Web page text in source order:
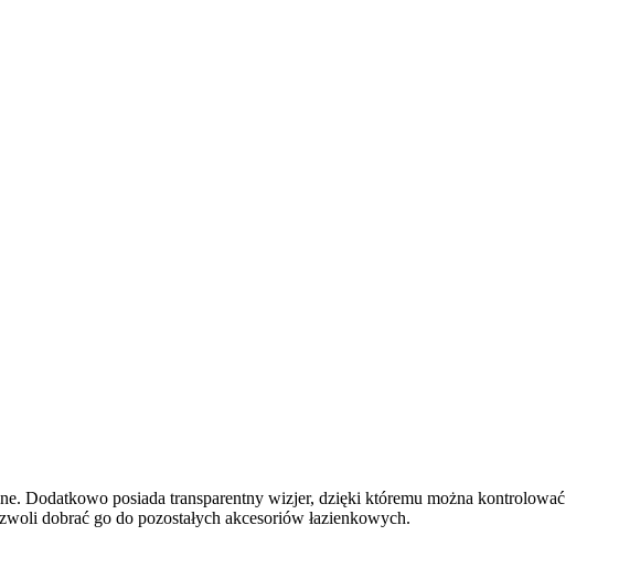
Dodatkowo posiada transparentny wizjer, dzięki któremu można kontrolować
dobrać go do pozostałych akcesoriów łazienkowych.